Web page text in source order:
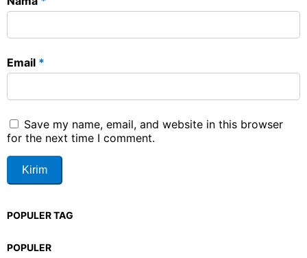
Email *
Save my name, email, and website in this browser
for the next time I comment.
POPULER TAG
POPULER